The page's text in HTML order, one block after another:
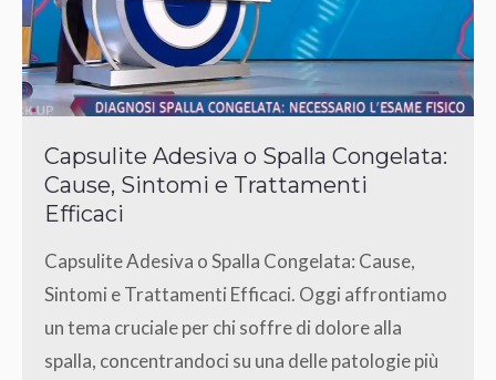
Capsulite Adesiva o Spalla Congelata:
Cause, Sintomi e Trattamenti
Efficaci
Capsulite Adesiva o Spalla Congelata: Cause,
Sintomi e Trattamenti Efficaci. Oggi affrontiamo
un tema cruciale per chi soffre di dolore alla
spalla, concentrandoci su una delle patologie più